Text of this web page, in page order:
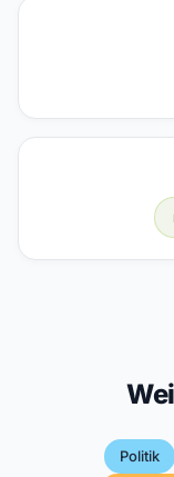
Politik